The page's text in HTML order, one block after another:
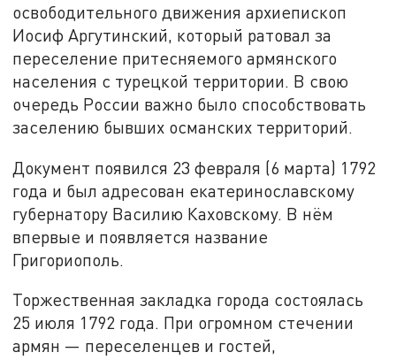
освободительного движения архиепископ
Иосиф Аргутинский, который ратовал за
переселение притесняемого армянского
населения с турецкой территории. В свою
очередь России важно было способствовать
заселению бывших османских территорий.
Документ появился 23 февраля (6 марта) 1792
года и был адресован екатеринославскому
губернатору Василию Каховскому. В нём
впервые и появляется название
Григориополь.
Торжественная закладка города состоялась
25 июля 1792 года. При огромном стечении
армян — переселенцев и гостей,